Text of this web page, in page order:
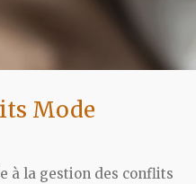
Mode
à la gestion des conflits